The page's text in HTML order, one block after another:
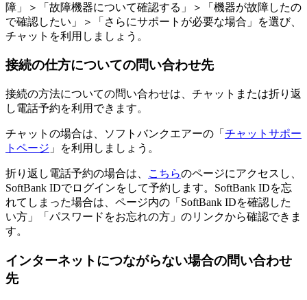
障」＞「故障機器について確認する」＞「機器が故障したの
で確認したい」＞「さらにサポートが必要な場合」を選び、
チャットを利用しましょう。
接続の仕方についての問い合わせ先
接続の方法についての問い合わせは、チャットまたは折り返
し電話予約を利用できます。
チャットの場合は、ソフトバンクエアーの「 チャットサポー
トページ 」を利用しましょう。
折り返し電話予約の場合は、 こちらのページにアクセスし、
SoftBank IDでログインをして予約します。SoftBank IDを忘
れてしまった場合は、ページ内の「SoftBank IDを確認した
い方」「パスワードをお忘れの方」のリンクから確認できま
す。
インターネットにつながらない場合の問い合わせ
先